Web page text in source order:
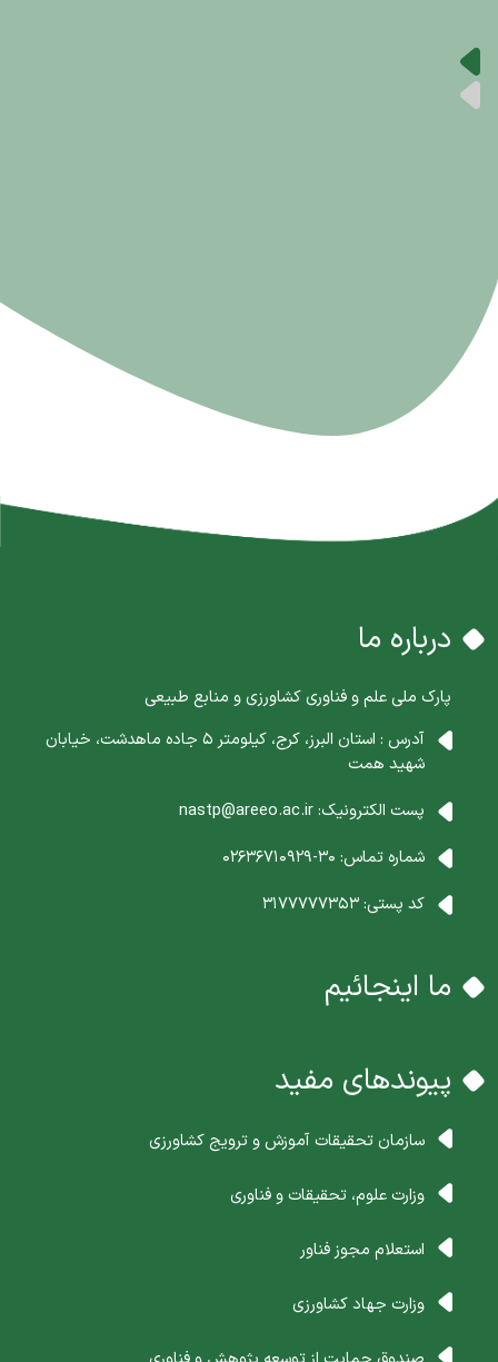
درباره ما
پارک ملی علم و فناوری کشاورزی و منابع طبیعی
آدرس : استان البرز، کرج، کیلومتر 5 جاده ماهدشت، خیابان
شهید همت
پست الکترونیک:nastp@areeo.ac.ir
شماره تماس: 30-02636710929
کد پستی:3177777353
ما اینجائیم
پیوندهای مفید
سازمان تحقیقات آموزش و ترویج کشاورزی
وزارت علوم، تحقیقات و فناوری
استعلام مجوز فناور
وزارت جهاد کشاورزی